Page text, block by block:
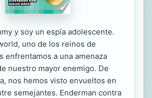
y soy un espía adolescente.
uno de los reinos de
enfrentamos a una amenaza
nuestro mayor enemigo. De
nos hemos visto envueltos en
semejantes. Enderman contra